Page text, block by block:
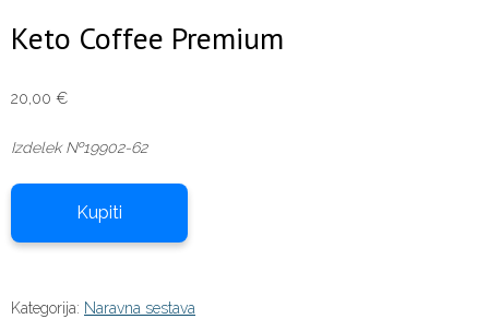
Keto Coffee Premium
20,00 €
Izdelek №19902-62
Kupiti
Kategorija: Naravna sestava